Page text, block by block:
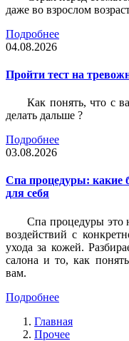
даже во взрослом
Подробнее
04.08.2026
Пройти тест на
Как понять, что с
делать дальше ?
Подробнее
03.08.2026
Спа процедуры: какие
для себя
Спа процедуры это
воздействий с
ухода за кожей.
салона и то, как
вам.
Подробнее
Главная
Прочее